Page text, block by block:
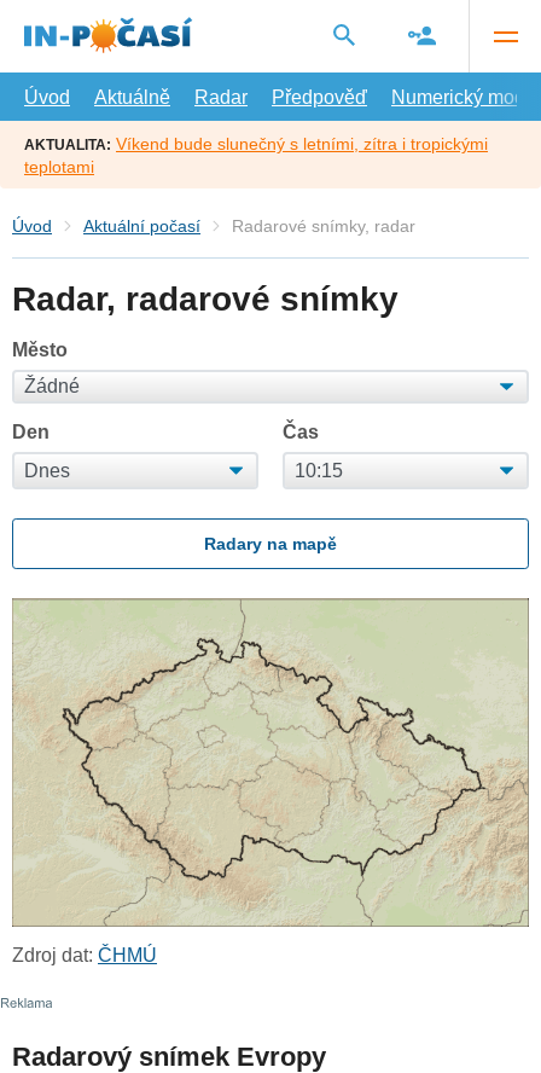
hlavní
Úvod
Aktuálně Radar Předpověď Numerický model
AKTUALITA: Víkend bude slunečný s letními, zítra i tropickými
teplotami
Úvod Aktuální počasí Radarové snímky, radar
Radar, radarové snímky
Město
Den Čas
Radary na mapě
Zdroj dat: ČHMÚ
Radarový snímek Evropy